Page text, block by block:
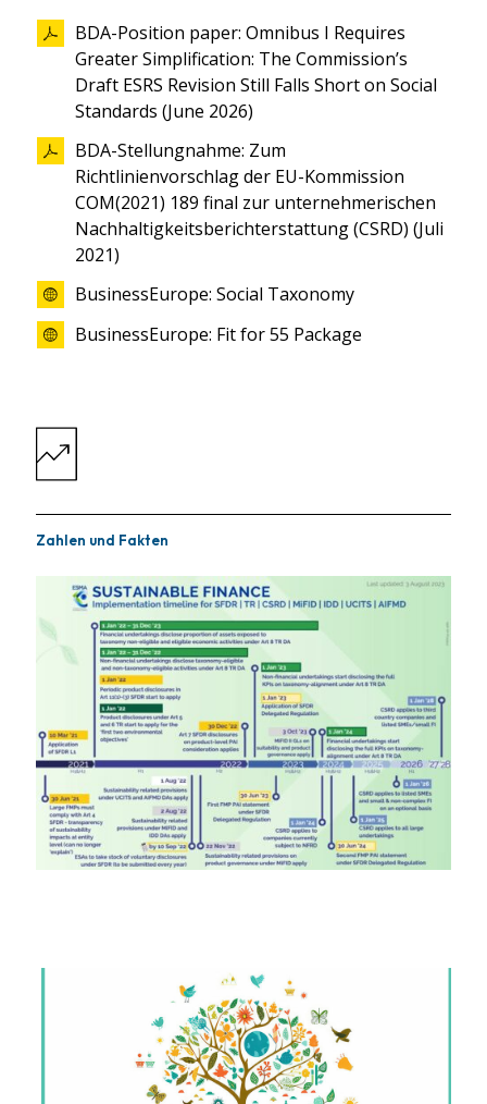
BDA-Position paper: Omnibus I Requires
Greater Simplification: The Commission’s
Draft ESRS Revision Still Falls Short on Social
Standards (June 2026)
BDA-Stellungnahme: Zum
Richtlinienvorschlag der EU-Kommission
COM(2021) 189 final zur unternehmerischen
Nachhaltigkeitsberichterstattung (CSRD) (Juli
2021)
BusinessEurope: Social Taxonomy
BusinessEurope: Fit for 55 Package
Zahlen und Fakten